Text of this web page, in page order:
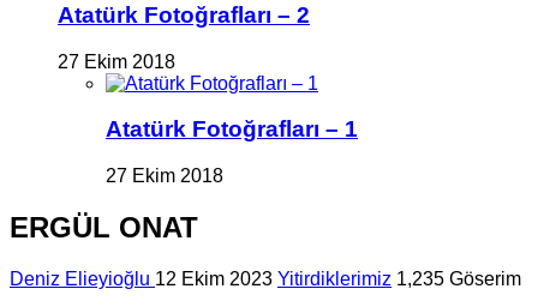
Atatürk Fotoğrafları – 2
27 Ekim 2018
Atatürk Fotoğrafları – 1
27 Ekim 2018
ERGÜL ONAT
Deniz Elieyioğlu 12 Ekim 2023 Yitirdiklerimiz 1,235 Göserim